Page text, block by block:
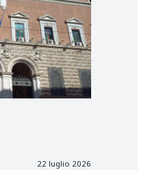
22 luglio 2026